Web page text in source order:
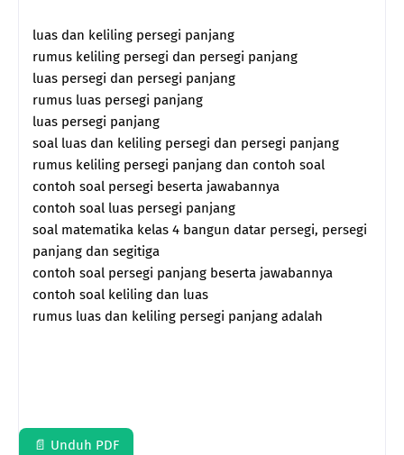
luas dan keliling persegi panjang
rumus keliling persegi dan persegi panjang
luas persegi dan persegi panjang
rumus luas persegi panjang
luas persegi panjang
soal luas dan keliling persegi dan persegi panjang
rumus keliling persegi panjang dan contoh soal
contoh soal persegi beserta jawabannya
contoh soal luas persegi panjang
soal matematika kelas 4 bangun datar persegi, persegi
panjang dan segitiga
contoh soal persegi panjang beserta jawabannya
contoh soal keliling dan luas
rumus luas dan keliling persegi panjang adalah
📄 Unduh PDF